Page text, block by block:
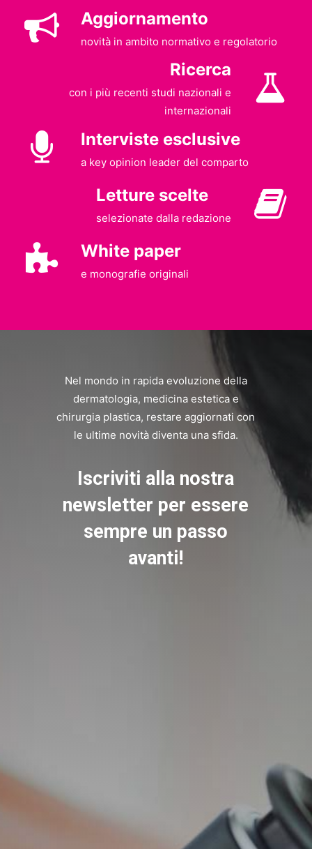
Aggiornamento
novità in ambito normativo e regolatorio
Ricerca
con i più recenti studi nazionali e
internazionali
Interviste esclusive
a key opinion leader del comparto
Letture scelte
selezionate dalla redazione
White paper
e monografie originali
Nel mondo in rapida evoluzione della
dermatologia, medicina estetica e
chirurgia plastica, restare aggiornati con
le ultime novità diventa una sfida.
Iscriviti alla nostra
newsletter per essere
sempre un passo
avanti!